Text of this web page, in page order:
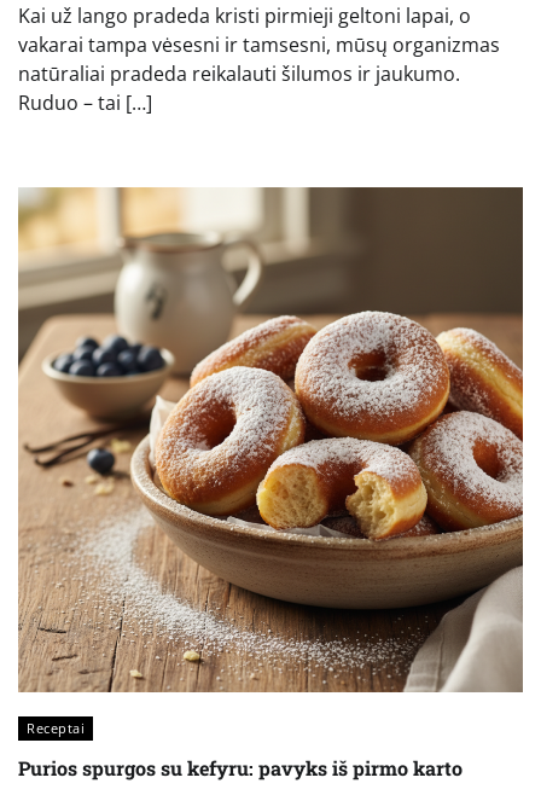
Kai už lango pradeda kristi pirmieji geltoni lapai, o
vakarai tampa vėsesni ir tamsesni, mūsų organizmas
natūraliai pradeda reikalauti šilumos ir jaukumo.
Ruduo – tai […]
Receptai
Purios spurgos su kefyru: pavyks iš pirmo karto